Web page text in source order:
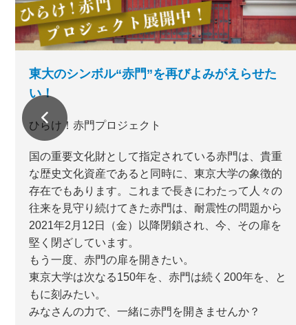
東大のシンボル“赤門”を再びよみがえらせた
い！
ひらけ！赤門プロジェクト
国の重要文化財として指定されている赤門は、貴重
な歴史文化資産であると同時に、東京大学の象徴的
存在でもあります。これまで長きにわたって人々の
往来を見守り続けてきた赤門は、耐震性の問題から
2021年2月12日（金）以降閉鎖され、今、その扉を
堅く閉ざしています。
もう一度、赤門の扉を開きたい。
東京大学は次なる150年を、赤門は続く200年を、と
もに刻みたい。
みなさんの力で、一緒に赤門を開きませんか？